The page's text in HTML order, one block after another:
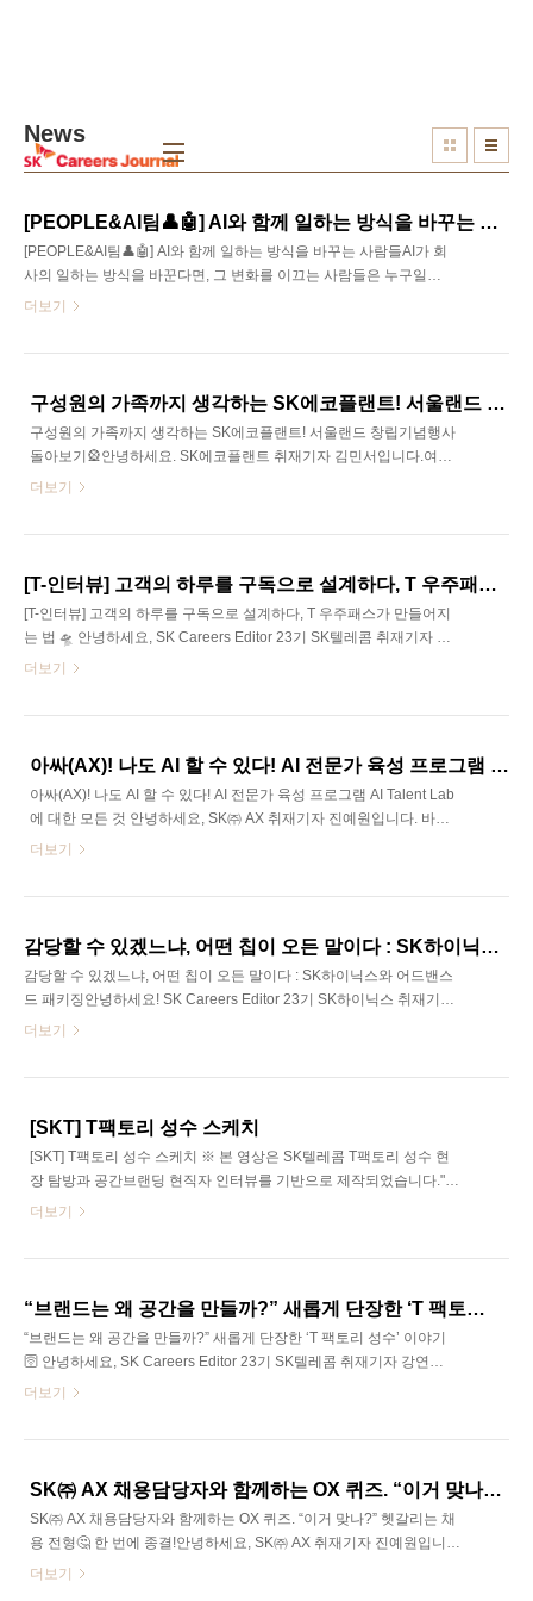
News
[PEOPLE&AI팀👤🤖] AI와 함께 일하는 방식을 바꾸는 사람들
[PEOPLE&AI팀👤🤖] AI와 함께 일하는 방식을 바꾸는 사람들AI가 회
사의 일하는 방식을 바꾼다면, 그 변화를 이끄는 사람들은 누구일까
요? 👀SK케미칼에는 이러한 변화를 가장 가까이에서 이끌어가는 팀
제로 연결하는 역할을 하고 있습니다.특히 팀 이름이 ‘AI & People’이
아니라 ‘People & AI’라는 점에는 중요한 의미가 담겨 있습니다. AI 기
술 자체보다 그 기술을 사용하는 사람을 먼저 생각하고, 구성원이 AI
를 더 잘 활용할 수 있는 환경과 문화..
더보기
구성원의 가족까지 생각하는 SK에코플랜트! 서울랜드 창립기념행사 돌아보기🎡
구성원의 가족까지 생각하는 SK에코플랜트! 서울랜드 창립기념행사
돌아보기🎡안녕하세요. SK에코플랜트 취재기자 김민서입니다.여러
분은 평소에 가족들과 시간을 자주 보내시나요?아무래도 일에 지쳐
트에서는 가정의 달을 맞아 서울랜드에서 가족과 함께하는 창립기념
행사를 기획했습니다. 지난 5월 3일에 열렸던 행사는 구성원 사이에
서 호평이 자자했는데요. 과연 가정의 달 행사는 어떻게 기획되고, 진
행되었을까요?오늘은 업무지원팀 김민수 프로님과 함께 프로그램에
대해 살펴보는 시간을 가져보고자 합니다!SK Careers E..
더보기
[T-인터뷰] 고객의 하루를 구독으로 설계하다, T 우주패스가 만들어지는 법 🛸
[T-인터뷰] 고객의 하루를 구독으로 설계하다, T 우주패스가 만들어지
는 법 🛸 안녕하세요, SK Careers Editor 23기 SK텔레콤 취재기자 강
연수입니다.OTT부터 카페, 쇼핑까지 우리는 일상 속에서 다양한 구독
살펴보겠습니다. 🛸SK Careers Editor 23기 강연수Q1. 안녕하세요.
간단한 자기소개와 현재 T 우주에서 담당하고 계신 업무를 소개해 주
세요. 안녕하세요. 저는 구독상품팀에서 상품 기획 및 데이터 분석업
무를 담당하고 있습니다.Q2. 현재 T 우주패스를 한 문장으로 정의한
다면 ..
더보기
아싸(AX)! 나도 AI 할 수 있다! AI 전문가 육성 프로그램 AI Talent Lab에 대한 모든 것
아싸(AX)! 나도 AI 할 수 있다! AI 전문가 육성 프로그램 AI Talent Lab
에 대한 모든 것 안녕하세요, SK㈜ AX 취재기자 진예원입니다. 바야
흐로 전 직원이 AI스킬을 갖추어야 하는 시대가 도래했습니다. 특히
Lab'은 비전공자라도 걱정할 필요없이 AI 기초부터 실무형 단계까지
체계적으로 설계된 맞춤형 커리큘럼이 기다리고 있습니다. 구성원의
성장을 향한 SK㈜ AX의 진정성 있는 발걸음, 'AI Talent Lab'의 모든
것을 지금 소개합니다.SK Careers Editor ..
더보기
감당할 수 있겠느냐, 어떤 칩이 오든 말이다 : SK하이닉스와 어드밴스드 패키징
감당할 수 있겠느냐, 어떤 칩이 오든 말이다 : SK하이닉스와 어드밴스
드 패키징안녕하세요! SK Careers Editor 23기 SK하이닉스 취재기자
이재원입니다.우리는 일상생활에서 여러 전자제품들을 사용하고 있
저와 함께 패키징 공정에서 무슨 기술들이 활용되는지 살펴보고 SK
하이닉스가 패키징을 위해 어떠한 투자들을 하고 있는지 알아보도록
하겠습니다! 그럼 출발~~ * AI를 기반으로 생성된 가상인물이 포함된
게시물입니다.SK Careers Editor 23기 이재원반도체의 시작부터 지
금까지 기업들의..
더보기
[SKT] T팩토리 성수 스케치
[SKT] T팩토리 성수 스케치 ※ 본 영상은 SK텔레콤 T팩토리 성수 현
장 탐방과 공간브랜딩 현직자 인터뷰를 기반으로 제작되었습니다.​"성
수에 이런 공간이 있다고?" 무료 음료, 짐 보관, 폰 스트랩 만들기, 충
더보기
“브랜드는 왜 공간을 만들까?” 새롭게 단장한 ‘T 팩토리 성수’ 이야기 🛜
“브랜드는 왜 공간을 만들까?” 새롭게 단장한 ‘T 팩토리 성수’ 이야기
🛜 안녕하세요, SK Careers Editor 23기 SK텔레콤 취재기자 강연수
입니다.최근 새롭게 리뉴얼된 T 팩토리 성수는 단순 체험 공간을 넘어
Editor 23기 강연수Q1. 안녕하세요. 간단한 자기소개와 현재 담당하
고 계신 업무 소개 부탁드립니다.안녕하세요. 저는 SK텔레콤 공간
Branding팀 에서 기획, 운영, 마케팅 등 다양한 업무를 담당하고 있는
손누리입니다. 공간Branding팀은 SK텔레콤이라는 브랜..
더보기
SK㈜ AX 채용담당자와 함께하는 OX 퀴즈. “이거 맞나?” 헷갈리는 채용 전형🤔 한 번에 종결!
SK㈜ AX 채용담당자와 함께하는 OX 퀴즈. “이거 맞나?” 헷갈리는 채
용 전형🤔 한 번에 종결!안녕하세요, SK㈜ AX 취재기자 진예원입니
다.취업 준비로 치열한 하루하루를 보내고 계실 취준생 여러분을 위
더보기